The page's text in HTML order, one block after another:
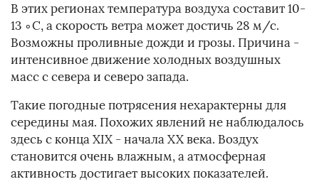
В этих регионах температура воздуха составит 10-
13 ∘C, а скорость ветра может достичь 28 м/с.
Возможны проливные дожди и грозы. Причина -
интенсивное движение холодных воздушных
масс с севера и северо запада.
Такие погодные потрясения нехарактерны для
середины мая. Похожих явлений не наблюдалось
здесь с конца XIX - начала XX века. Воздух
становится очень влажным, а атмосферная
активность достигает высоких показателей.